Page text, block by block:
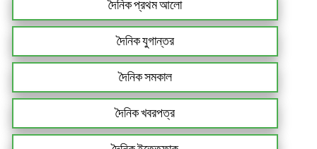
দৈনিক প্রথম আলো
দৈনিক যুগান্তর
দৈনিক সমকাল
দৈনিক খবরপত্র